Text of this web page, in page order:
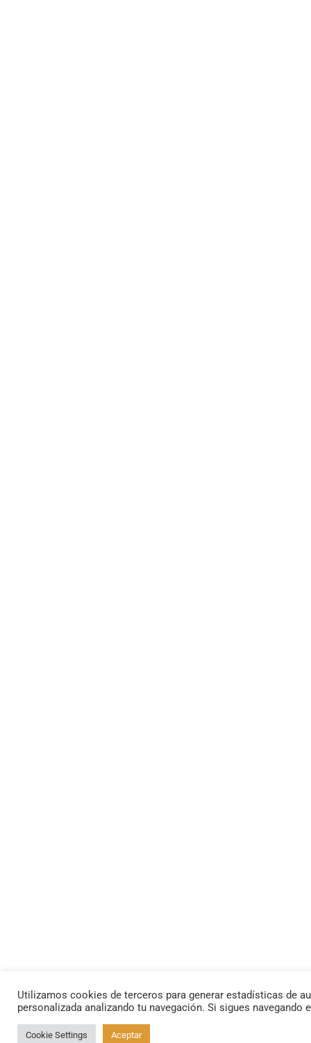
Utilizamos cookies de terceros para generar estadísticas de
personalizada analizando tu navegación. Si sigues navegando
Cookie Settings Aceptar